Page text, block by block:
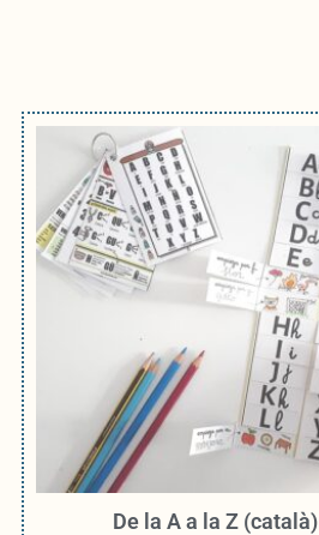
De la A a la Z (català)